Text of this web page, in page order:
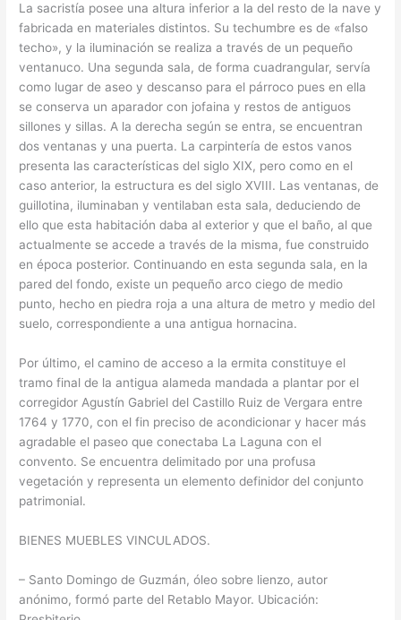
La sacristía posee una altura inferior a la del resto de la nave y
fabricada en materiales distintos. Su techumbre es de «falso
techo», y la iluminación se realiza a través de un pequeño
ventanuco. Una segunda sala, de forma cuadrangular, servía
como lugar de aseo y descanso para el párroco pues en ella
se conserva un aparador con jofaina y restos de antiguos
sillones y sillas. A la derecha según se entra, se encuentran
dos ventanas y una puerta. La carpintería de estos vanos
presenta las características del siglo XIX, pero como en el
caso anterior, la estructura es del siglo XVIII. Las ventanas, de
guillotina, iluminaban y ventilaban esta sala, deduciendo de
ello que esta habitación daba al exterior y que el baño, al que
actualmente se accede a través de la misma, fue construido
en época posterior. Continuando en esta segunda sala, en la
pared del fondo, existe un pequeño arco ciego de medio
punto, hecho en piedra roja a una altura de metro y medio del
suelo, correspondiente a una antigua hornacina.
Por último, el camino de acceso a la ermita constituye el
tramo final de la antigua alameda mandada a plantar por el
corregidor Agustín Gabriel del Castillo Ruiz de Vergara entre
1764 y 1770, con el fin preciso de acondicionar y hacer más
agradable el paseo que conectaba La Laguna con el
convento. Se encuentra delimitado por una profusa
vegetación y representa un elemento definidor del conjunto
patrimonial.
BIENES MUEBLES VINCULADOS.
– Santo Domingo de Guzmán, óleo sobre lienzo, autor
anónimo, formó parte del Retablo Mayor. Ubicación: